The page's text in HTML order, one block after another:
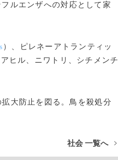
ルエンザへの対応として家
）、ピレネーアトランティッ
ヒル、ニワトリ、シチメンチ
大防止を図る。鳥を殺処分
社会 一覧へ >